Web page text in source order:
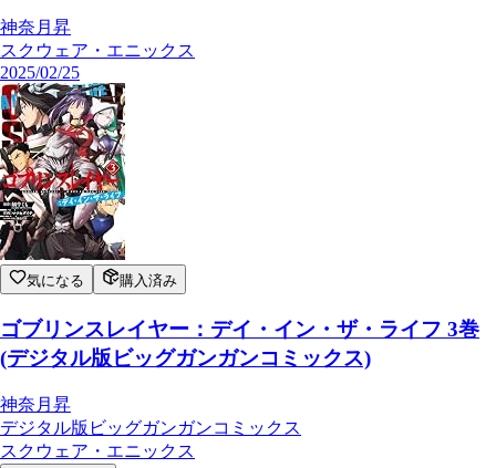
神奈月昇
スクウェア・エニックス
2025/02/25
気になる 購入済み
ゴブリンスレイヤー：デイ・イン・ザ・ライフ 3巻
(デジタル版ビッグガンガンコミックス)
神奈月昇
デジタル版ビッグガンガンコミックス
スクウェア・エニックス